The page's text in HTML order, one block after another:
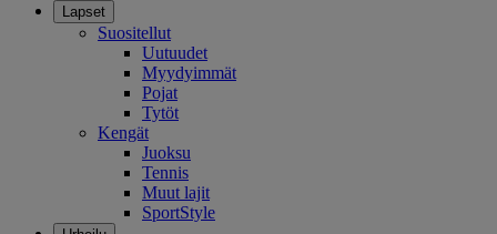
Lapset
Suositellut
Uutuudet
Myydyimmät
Pojat
Tytöt
Kengät
Juoksu
Tennis
Muut lajit
SportStyle